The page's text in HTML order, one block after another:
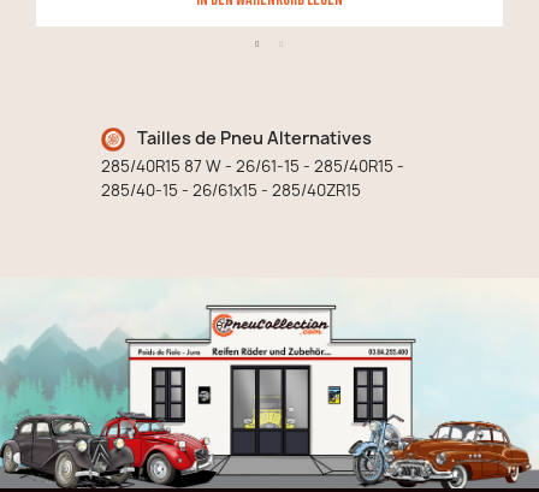
Tailles de Pneu Alternatives
285/40R15 87 W - 26/61-15 - 285/40R15 -
285/40-15 - 26/61x15 - 285/40ZR15